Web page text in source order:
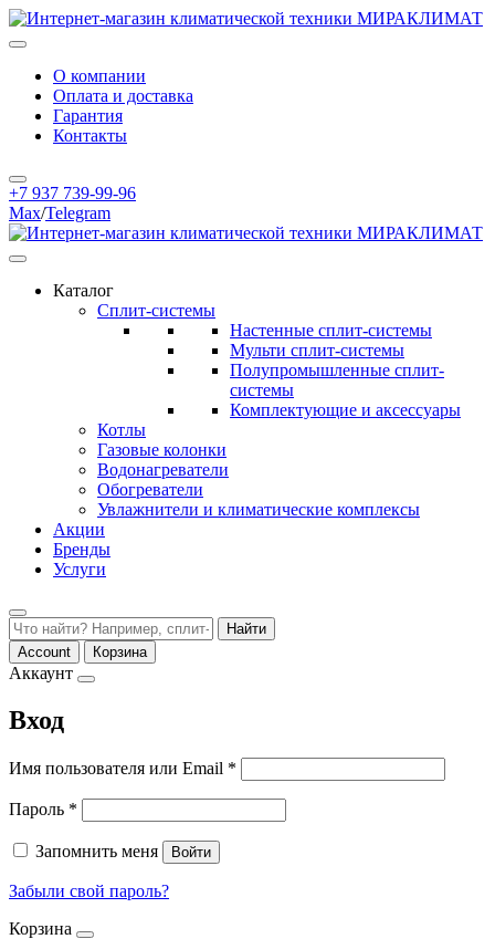
О компании
Оплата и доставка
Гарантия
Контакты
+7 937 739-99-96
Max/Telegram
Каталог
Сплит-системы
Настенные сплит-системы
Мульти сплит-системы
Полупромышленные сплит-
системы
Комплектующие и аксессуары
Котлы
Газовые колонки
Водонагреватели
Обогреватели
Увлажнители и климатические комплексы
Акции
Бренды
Услуги
Найти
Account
Корзина
Аккаунт
Вход
Имя пользователя или Email *
Пароль *
Запомнить меня Войти
Забыли свой пароль?
Корзина